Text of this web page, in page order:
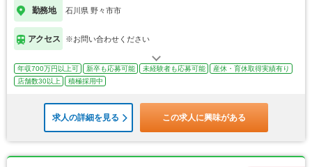
勤務地 石川県 野々市市
アクセス ※お問い合わせください
年収700万円以上可 新卒も応募可能 未経験者も応募可能
産休・育休取得実績有り
店舗数30以上
積極採用中
求人の詳細を見る この求人に興味がある